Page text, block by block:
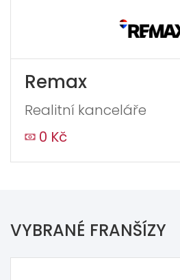
Remax
Realitní kanceláře
0 Kč
VYBRANÉ FRANŠÍZY